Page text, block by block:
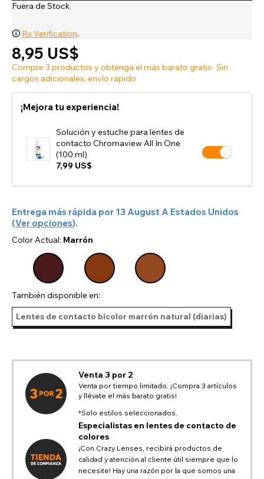
Fuera de Stock
🛈 Rx Verification.
8,95 US$
Compre 3 productos y obtenga el más barato gratis- Sin
cargos adicionales, envío rápido
¡Mejora tu experiencia!
Solución y estuche para lentes de
contacto Chromaview All In One
(100 ml)
7,99 US$
Entrega más rápida por 13 August A Estados Unidos
(Ver opciones).
Color Actual: Marrón
También disponible en:
Lentes de contacto bicolor marrón natural (diarias)
Venta 3 por 2
Venta por tiempo limitado. ¡Compra 3 artículos
y llévate el más barato gratis!
*Solo estilos seleccionados.
Especialistas en lentes de contacto de
colores
¡Con Crazy Lenses, recibirá productos de
calidad y atención al cliente útil siempre que lo
necesite! Hay una razón por la que somos una